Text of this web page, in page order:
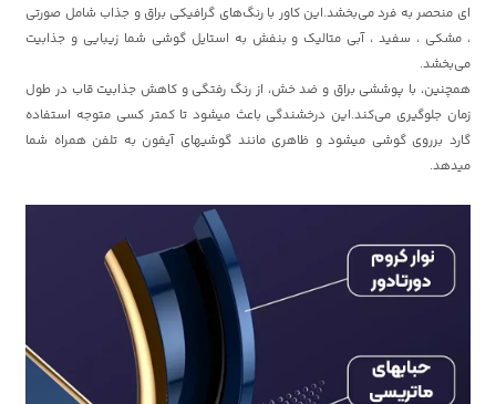
ای منحصر به فرد می‌بخشد.این کاور با رنگ‌های گرافیکی براق و جذاب شامل صورتی
، مشکی ، سفید ، آبی متالیک و بنفش به استایل گوشی شما زیبایی و جذابیت
می‌بخشد.
همچنین، با پوششی براق و ضد خش، از رنگ رفتگی و کاهش جذابیت قاب در طول
زمان جلوگیری می‌کند.این درخشندگی باعث میشود تا کمتر کسی متوجه استفاده
گارد برروی گوشی میشود و ظاهری مانند گوشیهای آیفون به تلفن همراه شما
میدهد.